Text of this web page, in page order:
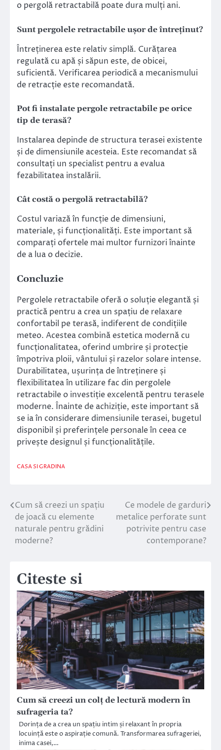
o pergolă retractabilă poate dura mulți ani.
Sunt pergolele retractabile ușor de întreținut?
Întreținerea este relativ simplă. Curățarea
regulată cu apă și săpun este, de obicei,
suficientă. Verificarea periodică a mecanismului
de retracție este recomandată.
Pot fi instalate pergole retractabile pe orice
tip de terasă?
Instalarea depinde de structura terasei existente
și de dimensiunile acesteia. Este recomandat să
consultați un specialist pentru a evalua
fezabilitatea instalării.
Cât costă o pergolă retractabilă?
Costul variază în funcție de dimensiuni,
materiale, și funcționalități. Este important să
comparați ofertele mai multor furnizori înainte
de a lua o decizie.
Concluzie
Pergolele retractabile oferă o soluție elegantă și
practică pentru a crea un spațiu de relaxare
confortabil pe terasă, indiferent de condițiile
meteo. Acestea combină estetica modernă cu
funcționalitatea, oferind umbrire și protecție
împotriva ploii, vântului și razelor solare intense.
Durabilitatea, ușurința de întreținere și
flexibilitatea în utilizare fac din pergolele
retractabile o investiție excelentă pentru terasele
moderne. Înainte de achiziție, este important să
se ia în considerare dimensiunile terasei, bugetul
disponibil și preferințele personale în ceea ce
privește designul și funcționalitățile.
CASA SI GRADINA
Navigare
în
articole
Cum să creezi un spațiu
de joacă cu elemente
naturale pentru grădini
moderne?
Ce modele de garduri
metalice perforate sunt
potrivite pentru case
contemporane?
Citeste si
Cum să creezi un colț de lectură modern în
sufrageria ta?
Dorința de a crea un spațiu intim și relaxant în propria
locuință este o aspirație comună. Transformarea sufrageriei,
inima casei,…